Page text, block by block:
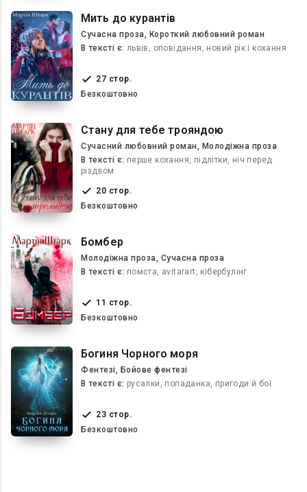
Мить до курантів
Сучасна проза, Короткий любовний роман
В текcті є: львів, оповідання, новий рік і кохання
27 стор.
Безкоштовно
Стану для тебе трояндою
Сучасний любовний роман, Молодіжна проза
В текcті є: перше кохання, підлітки, ніч перед
різдвом
20 стор.
Безкоштовно
Бомбер
Молодіжна проза, Сучасна проза
В текcті є: помста, avitarart, кібербулінг
11 стор.
Безкоштовно
Богиня Чорного моря
Фентезі, Бойове фентезі
В текcті є: русалки, попаданка, пригоди й бої
23 стор.
Безкоштовно